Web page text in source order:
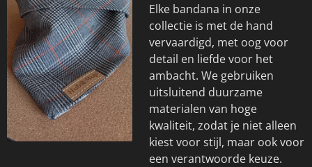
Elke bandana in onze
collectie is met de hand
vervaardigd, met oog voor
detail en liefde voor het
ambacht. We gebruiken
uitsluitend duurzame
materialen van hoge
kwaliteit, zodat je niet alleen
kiest voor stijl, maar ook voor
een verantwoorde keuze.